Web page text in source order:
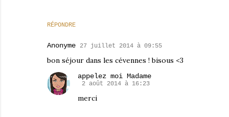
RÉPONDRE
Anonyme 27 juillet 2014 à 09:55
bon séjour dans les cévennes ! bisous <3
appelez moi Madame
2 août 2014 à 16:23
merci